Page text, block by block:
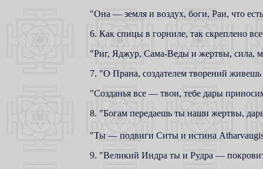
"Она — земля и воздух, боги, Раи, что
6. Как спицы в горниле, так скреплено
"Риг, Яджур, Сама-Веды и жертвы, сила,
7. "О Прана, создателем творений
"Созданья все — твои, тебе дары
8. "Богам передаешь ты наши жертвы,
"Ты — подвиги Ситы и истина
9. "Великий Индра ты и Рудра —